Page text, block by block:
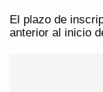
El plazo de
anterior al inicio